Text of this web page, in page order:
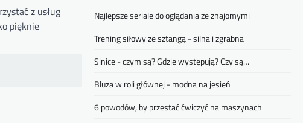
z usług
pięknie
Najlepsze seriale do oglądania ze znajomymi
Trening siłowy ze sztangą - silna i zgrabna
Sinice - czym są? Gdzie występują? Czy są…
Bluza w roli głównej - modna na jesień
6 powodów, by przestać ćwiczyć na maszynach